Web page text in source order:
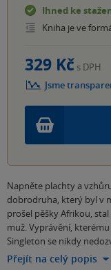
Ihned ke
Kniha je ve
329 Kč s DPH
Jsme
Napněte plachty a
dobrodruha, který byl v
prošel pěšky Afrikou,
muž. Vyprávění,
Singleton se nikdy
Přejít na celý popis